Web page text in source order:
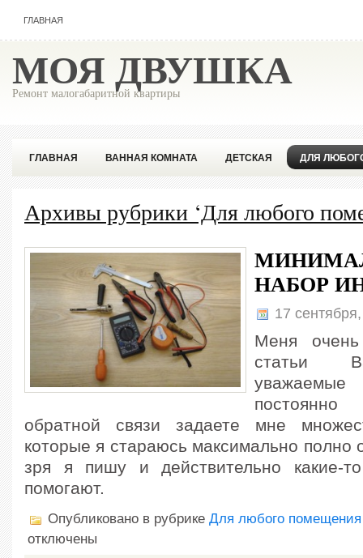
ГЛАВНАЯ
МОЯ ДВУШКА
Ремонт малогабаритной квартиры
ГЛАВНАЯ ВАННАЯ КОМНАТА ДЕТСКАЯ ДЛЯ
Архивы рубрики ‘Для любого
НАБОР
17
Меня
статьи
обратной связи задаете мне
которые я стараюсь максимально полно
зря я пишу и действительно какие-
помогают.
Опубликовано в рубрике Для любого помещения
отключены